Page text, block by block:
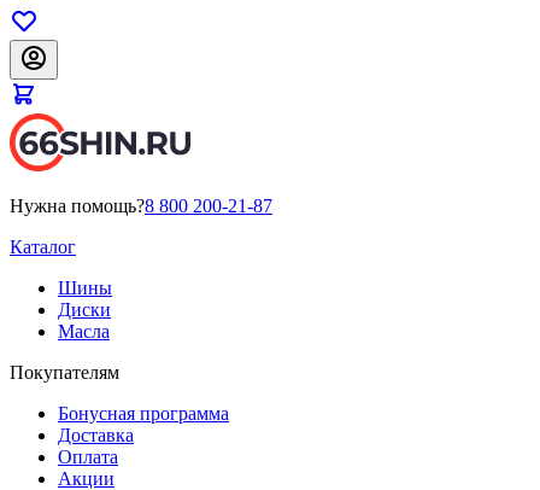
Нужна помощь?8 800 200-21-87
Каталог
Шины
Диски
Масла
Покупателям
Бонусная программа
Доставка
Оплата
Акции